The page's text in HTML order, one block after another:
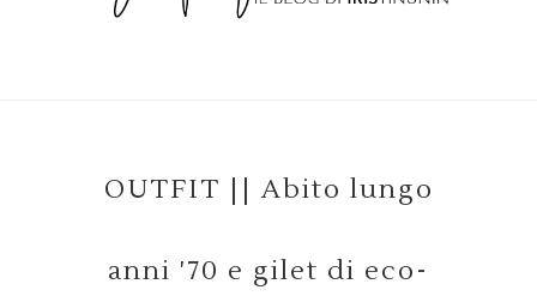
OUTFIT || Abito lungo
anni '70 e gilet di eco-